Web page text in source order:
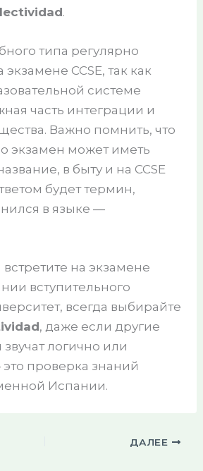
.
типа регулярно
CCSE, так как
системе
часть интеграции и
Важно помнить, что
экзамен может иметь
в быту и на CCSE
будет термин,
в языке —
на экзамене
вступительного
всегда выбирайте
, даже если другие
логично или
проверка знаний
Испании.
ДАЛЕЕ